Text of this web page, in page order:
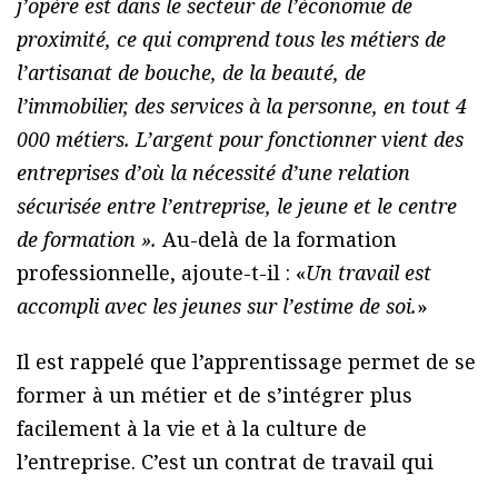
proximité, ce qui comprend tous les métiers de
l’artisanat de bouche, de la beauté, de
l’immobilier, des services à la personne, en tout 4
000 métiers. L’argent pour fonctionner vient des
entreprises d’où la nécessité d’une relation
sécurisée entre l’entreprise, le jeune et le centre
de formation ». Au-delà de la formation
professionnelle, ajoute-t-il : «Un travail est
accompli avec les jeunes sur l’estime de soi.»
Il est rappelé que l’apprentissage permet de se
former à un métier et de s’intégrer plus
facilement à la vie et à la culture de
l’entreprise. C’est un contrat de travail qui